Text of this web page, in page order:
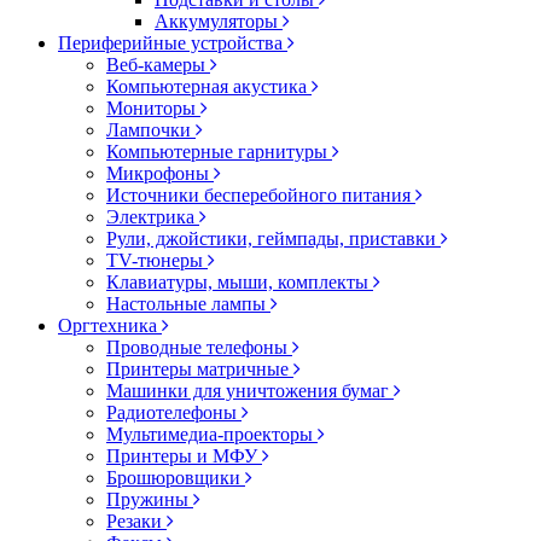
Аккумуляторы
Периферийные устройства
Веб-камеры
Компьютерная акустика
Мониторы
Лампочки
Компьютерные гарнитуры
Микрофоны
Источники бесперебойного питания
Электрика
Рули, джойстики, геймпады, приставки
TV-тюнеры
Клавиатуры, мыши, комплекты
Настольные лампы
Оргтехника
Проводные телефоны
Принтеры матричные
Машинки для уничтожения бумаг
Радиотелефоны
Мультимедиа-проекторы
Принтеры и МФУ
Брошюровщики
Пружины
Резаки